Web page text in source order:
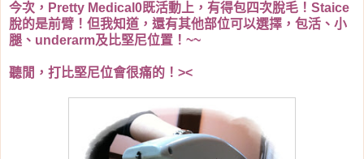
今次，Pretty Medical0既活動上，有得包四次脫毛！Staice
脫的是前臂！但我知道，還有其他部位可以選擇，包活、小
腿、underarm及比堅尼位置！~~
聽閒，打比堅尼位會很痛的！><